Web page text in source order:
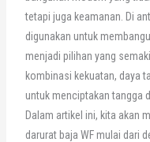
tetapi juga keamanan. Di
digunakan untuk
menjadi pilihan yang
kombinasi kekuatan, daya
untuk menciptakan tangga
Dalam artikel ini, kita akan
darurat baja WF mulai dari